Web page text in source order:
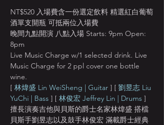
NT$520 入場費含一份選定飲料 精選紅白葡萄
酒單支開瓶 可抵兩位入場費
晚間九點開演 八點入場 Starts: 9pm Open:
8pm
Live Music Charge w/1 selected drink. Live
Music Charge for 2 ppl cover one bottle
wine.
[ 林煒盛 Lin WeiSheng | Guitar ] [ 劉昱志 Liu
YuChi | Bass ] [ 林俊宏 Jeffrey Lin | Drums ]
擅長演奏吉他與貝斯的爵士名家林煒盛 搭檔
貝斯手劉昱志以及鼓手林俊宏 滿載爵士經典